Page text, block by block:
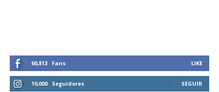
60,813 Fans LIKE
10,000 Seguidores SEGUIR